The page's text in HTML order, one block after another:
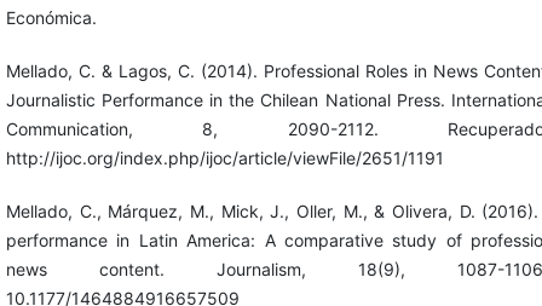
Económica.
Mellado, C. & Lagos, C. (2014). Professional Roles in News
Journalistic Performance in the Chilean National Press.
Communication, 8, 2090-2112.
http://ijoc.org/index.php/ijoc/article/viewFile/2651/1191
Mellado, C., Márquez, M., Mick, J., Oller, M., & Olivera, D.
performance in Latin America: A comparative study of
news content. Journalism, 18(9), 1087-
10.1177/1464884916657509